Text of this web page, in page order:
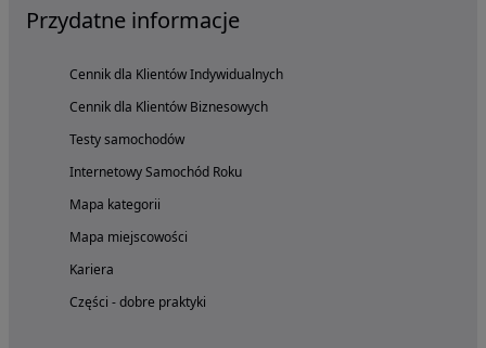
Przydatne informacje
Cennik dla Klientów Indywidualnych
Cennik dla Klientów Biznesowych
Testy samochodów
Internetowy Samochód Roku
Mapa kategorii
Mapa miejscowości
Kariera
Części - dobre praktyki